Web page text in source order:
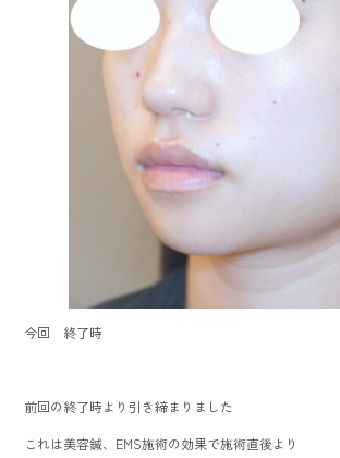
今回 終了時
前回の終了時より引き締まりました
これは美容鍼、EMS施術の効果で施術直後より